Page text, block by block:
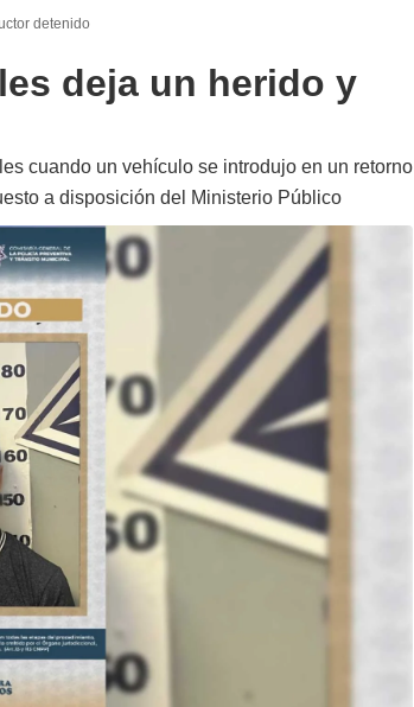
detenido
deja un herido y
cuando un vehículo se introdujo en un retorno
a disposición del Ministerio Público